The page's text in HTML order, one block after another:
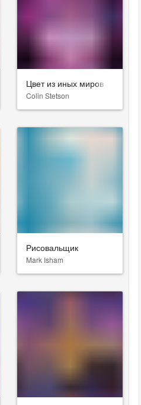
Цвет из иных миров
Colin Stetson
Рисовальщик
Mark Isham